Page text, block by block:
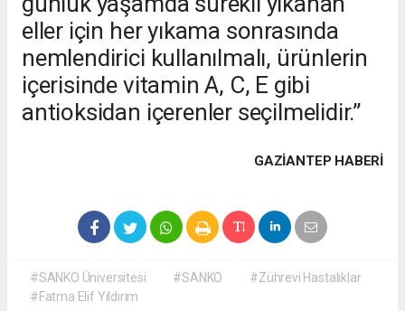
eller için her yıkama sonrasında
nemlendirici kullanılmalı, ürünlerin
içerisinde vitamin A, C, E gibi
antioksidan içerenler seçilmelidir.”
GAZIANTEP HABERİ
#SANKO Üniversitesi #SANKO
#Zührevi Hastalıklar
#Fatma Elif Yıldırım